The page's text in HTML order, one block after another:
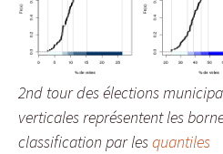
2nd tour des élections
verticales représentent les
classification par lesquantiles